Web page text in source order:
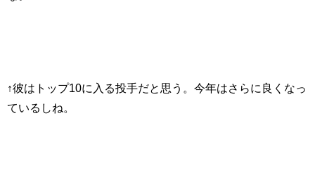
↑彼はトップ10に入る投手だと思う。今年はさらに良くなっ
ているしね。